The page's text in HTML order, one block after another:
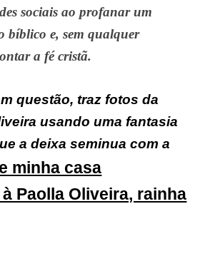
sociais ao profanar um
bíblico e, sem qualquer
a fé cristã.
questão, traz fotos da
usando uma fantasia
a deixa seminua com a
minha casa
Paolla Oliveira, rainha